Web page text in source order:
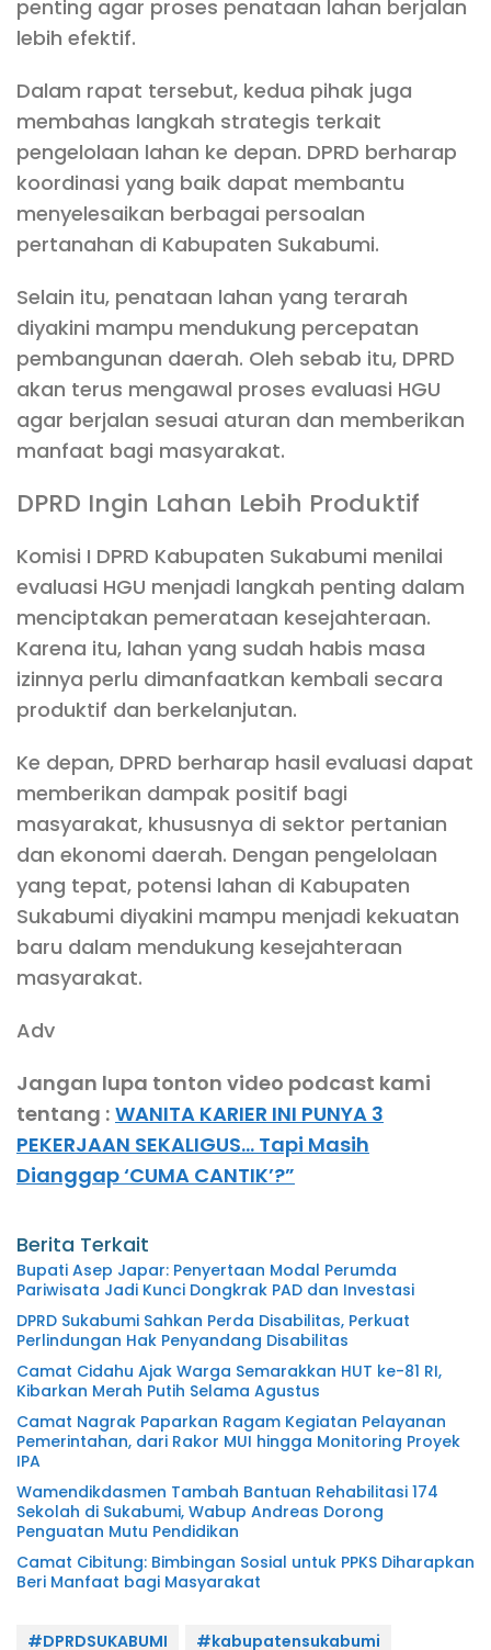
penting agar proses penataan lahan berjalan
lebih efektif.
Dalam rapat tersebut, kedua pihak juga
membahas langkah strategis terkait
pengelolaan lahan ke depan. DPRD berharap
koordinasi yang baik dapat membantu
menyelesaikan berbagai persoalan
pertanahan di Kabupaten Sukabumi.
Selain itu, penataan lahan yang terarah
diyakini mampu mendukung percepatan
pembangunan daerah. Oleh sebab itu, DPRD
akan terus mengawal proses evaluasi HGU
agar berjalan sesuai aturan dan memberikan
manfaat bagi masyarakat.
DPRD Ingin Lahan Lebih Produktif
Komisi I DPRD Kabupaten Sukabumi menilai
evaluasi HGU menjadi langkah penting dalam
menciptakan pemerataan kesejahteraan.
Karena itu, lahan yang sudah habis masa
izinnya perlu dimanfaatkan kembali secara
produktif dan berkelanjutan.
Ke depan, DPRD berharap hasil evaluasi dapat
memberikan dampak positif bagi
masyarakat, khususnya di sektor pertanian
dan ekonomi daerah. Dengan pengelolaan
yang tepat, potensi lahan di Kabupaten
Sukabumi diyakini mampu menjadi kekuatan
baru dalam mendukung kesejahteraan
masyarakat.
Adv
Jangan lupa tonton video podcast kami
tentang : WANITA KARIER INI PUNYA 3
PEKERJAAN SEKALIGUS… Tapi Masih
Dianggap ‘CUMA CANTIK’?”
Berita Terkait
Bupati Asep Japar: Penyertaan Modal Perumda
Pariwisata Jadi Kunci Dongkrak PAD dan Investasi
DPRD Sukabumi Sahkan Perda Disabilitas, Perkuat
Perlindungan Hak Penyandang Disabilitas
Camat Cidahu Ajak Warga Semarakkan HUT ke-81 RI,
Kibarkan Merah Putih Selama Agustus
Camat Nagrak Paparkan Ragam Kegiatan Pelayanan
Pemerintahan, dari Rakor MUI hingga Monitoring Proyek
IPA
Wamendikdasmen Tambah Bantuan Rehabilitasi 174
Sekolah di Sukabumi, Wabup Andreas Dorong
Penguatan Mutu Pendidikan
Camat Cibitung: Bimbingan Sosial untuk PPKS Diharapkan
Beri Manfaat bagi Masyarakat
#DPRDSUKABUMI
#kabupatensukabumi